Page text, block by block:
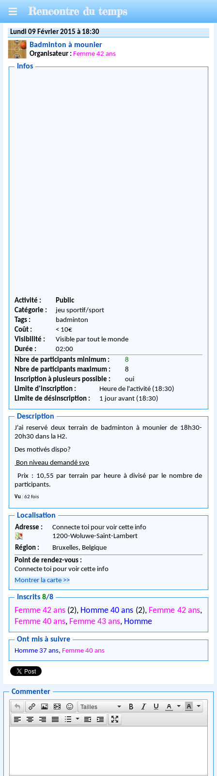
Rencontre du temps
Lundi 09 Février 2015 à 18:30
Badminton à mounier
Organisateur : Femme 42 ans
Infos
Activité :
Public
Catégorie :
jeu sportif/sport
Tags :
badminton
Coût :
< 10€
Visibilité :
Visible par tout le monde
Durée :
02:00
Nbre de participants minimum :
8
Nbre de participants maximum :
8
Inscription à plusieurs possible :
oui
Limite d'inscription :
Heure de l'activité (18:30)
Limite de désinscription :
1 jour avant (18:30)
Description
J'ai reservé deux terrain de badminton à mounier de 18h30-
20h30 dans la H2.
Des motivés dispo?
Bon niveau demandé svp
Prix : 10,55 par terrain par heure à divisé par le nombre de
participants.
Vu : 62 fois
Localisation
Adresse :
Connecte toi pour voir cette info
1200-Woluwe-Saint-Lambert
Région :
Bruxelles, Belgique
Point de rendez-vous :
Connecte toi pour voir cette info
Montrer la carte >>
Inscrits8/8
Femme 42 ans (2), Homme 40 ans (2), Femme 42 ans,
Femme 40 ans, Femme 43 ans, Homme
Ont mis à suivre
Homme 37 ans, Femme 40 ans
Commenter
Tailles